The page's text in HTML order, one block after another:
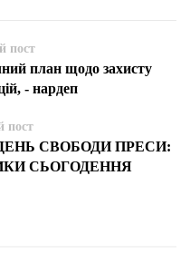
пост
план щодо захисту
- нардеп
пост
СВОБОДИ ПРЕСИ:
СЬОГОДЕННЯ